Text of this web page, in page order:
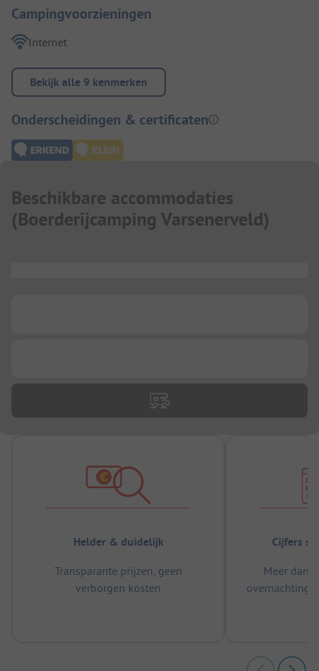
Campingvoorzieningen
Internet
Bekijk alle 9 kenmerken
Onderscheidingen & certificaten
Beschikbare accommodaties
(Boerderijcamping Varsenerveld)
Helder & duidelijk
Transparante prijzen, geen
verborgen kosten
Cijfers
Meer dan